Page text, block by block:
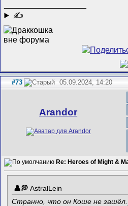
✍
#73 05.09.2024, 14:20
Arandor
Re: Heroes of Might &
AstralLein
Странно, что он Коше не